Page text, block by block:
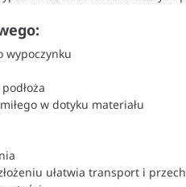
wypoczynku
w dotyku materiału
ułatwia transport i